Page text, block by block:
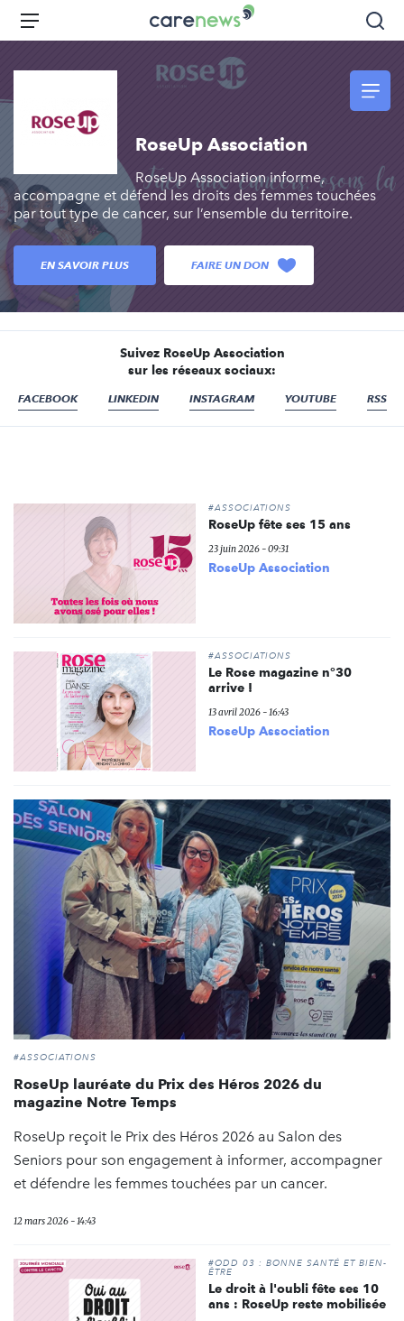
Aller
principal
Carenews,
Le
des
l'engagement
Menu
RoseUp Association
RoseUp Association informe,
accompagne et défend les droits des femmes touchées
par tout type de cancer, sur l’ensemble du territoire.
EN SAVOIR PLUS FAIRE UN DON
Suivez RoseUp Association
sur les réseaux sociaux:
FACEBOOK LINKEDIN INSTAGRAM YOUTUBE RSS
#ASSOCIATIONS
RoseUp fête ses 15 ans
23 juin 2026 - 09:31
RoseUp Association
#ASSOCIATIONS
Le Rose magazine n°30
arrive !
13 avril 2026 - 16:43
RoseUp Association
#ASSOCIATIONS
RoseUp lauréate du Prix des Héros 2026 du
magazine Notre Temps
RoseUp reçoit le Prix des Héros 2026 au Salon des
Seniors pour son engagement à informer, accompagner
et défendre les femmes touchées par un cancer.
12 mars 2026 - 14:43
#ODD 03 : BONNE SANTÉ ET BIEN-
ÊTRE
Le droit à l'oubli fête ses 10
ans : RoseUp reste mobilisée